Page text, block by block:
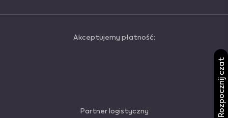
Akceptujemy płatność:
Partner logistyczny Rozpocznij czat